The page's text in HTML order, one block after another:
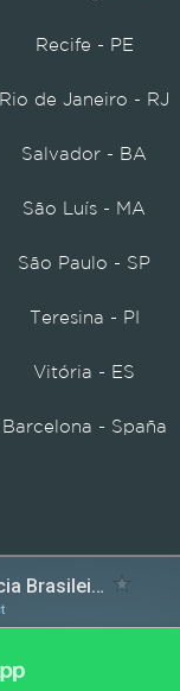
Recife - PE
Rio de Janeiro - RJ
Salvador - BA
São Luís - MA
São Paulo - SP
Teresina - PI
Vitória - ES
Barcelona - Spaña